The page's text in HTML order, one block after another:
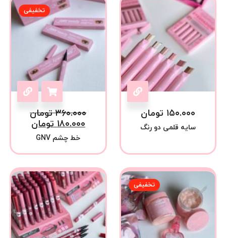
۱۵۰.۰۰۰ تومان
سایه قلمی دو رنگ
تخفیفی
۳۶۰.۰۰۰ تومان
۱۸۰.۰۰۰ تومان
خط چشم GNV
تخفیفی